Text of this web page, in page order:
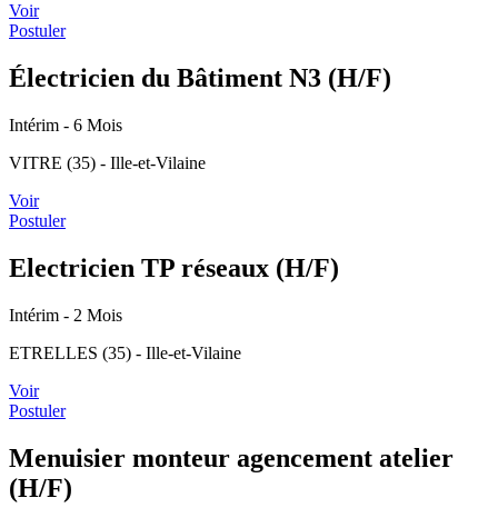
Voir
Postuler
Électricien du Bâtiment N3 (H/F)
Intérim - 6 Mois
VITRE (35) - Ille-et-Vilaine
Voir
Postuler
Electricien TP réseaux (H/F)
Intérim - 2 Mois
ETRELLES (35) - Ille-et-Vilaine
Voir
Postuler
Menuisier monteur agencement atelier
(H/F)